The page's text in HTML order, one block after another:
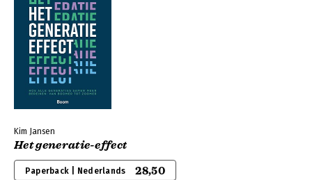
Kim Jansen
Het generatie-effect
Paperback | Nederlands 28,50